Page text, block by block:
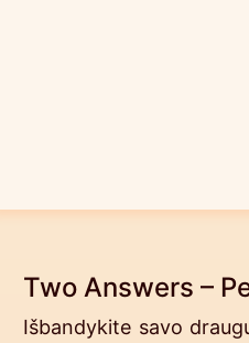
Two Answers –
Išbandykite savo